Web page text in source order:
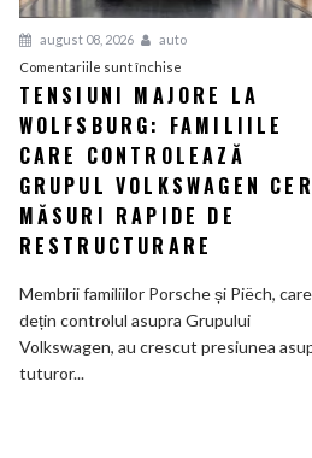
august 08, 2026
auto
Comentariile sunt închisepentru
Tensiuni
majore
la
Familiile
care
controlează
Volkswagen
cer
măsuri
TENSIUNI MAJORE LA
WOLFSBURG: FAMILIILE
CARE CONTROLEAZĂ
GRUPUL VOLKSWAGEN CER
MĂSURI RAPIDE DE
RESTRUCTURARE
Membrii familiilor Porsche și Piëch, care
dețin controlul asupra Grupului
Volkswagen, au crescut presiunea
tuturor...